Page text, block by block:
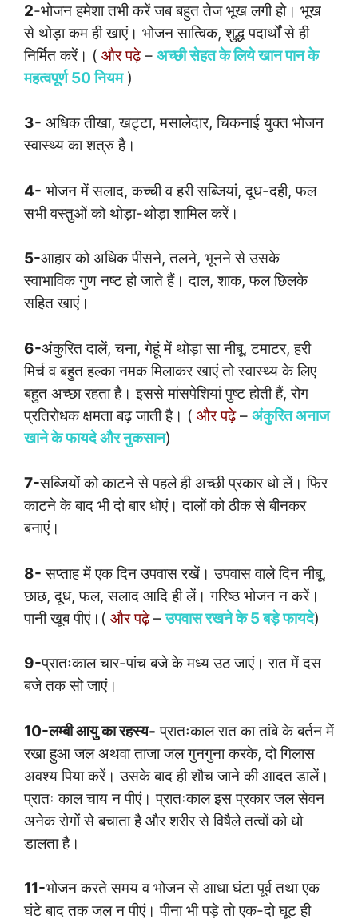
2-भोजन हमेशा तभी करें जब बहुत तेज भूख लगी हो। भूख
से थोड़ा कम ही खाएं। भोजन सात्विक, शुद्ध पदार्थों से ही
निर्मित करें। ( और पढ़े– अच्छी सेहत के लिये खान पान के
महत्वपूर्ण 50 नियम)
3- अधिक तीखा, खट्टा, मसालेदार, चिकनाई युक्त भोजन
स्वास्थ्य का शत्रु है।
4- भोजन में सलाद, कच्ची व हरी सब्जियां, दूध-दही, फल
सभी वस्तुओं को थोड़ा-थोड़ा शामिल करें।
5-आहार को अधिक पीसने, तलने, भूनने से उसके
स्वाभाविक गुण नष्ट हो जाते हैं। दाल, शाक, फल छिलके
सहित खाएं।
6-अंकुरित दालें, चना, गेहूं में थोड़ा सा नीबू, टमाटर, हरी
मिर्च व बहुत हल्का नमक मिलाकर खाएं तो स्वास्थ्य के लिए
बहुत अच्छा रहता है। इससे मांसपेशियां पुष्ट होती हैं, रोग
प्रतिरोधक क्षमता बढ़ जाती है। ( और पढ़े– अंकुरित अनाज
खाने के फायदे और नुकसान)
7-सब्जियों को काटने से पहले ही अच्छी प्रकार धो लें। फिर
काटने के बाद भी दो बार धोएं। दालों को ठीक से बीनकर
बनाएं।
8- सप्ताह में एक दिन उपवास रखें। उपवास वाले दिन नीबू,
छाछ, दूध, फल, सलाद आदि ही लें। गरिष्ठ भोजन न करें।
पानी खूब पीएं।( और पढ़े–उपवास रखने के 5 बड़े फायदे)
9-प्रातःकाल चार-पांच बजे के मध्य उठ जाएं। रात में दस
बजे तक सो जाएं।
10-लम्बी आयु का रहस्य- प्रातःकाल रात का तांबे के बर्तन में
रखा हुआ जल अथवा ताजा जल गुनगुना करके, दो गिलास
अवश्य पिया करें। उसके बाद ही शौच जाने की आदत डालें।
प्रातः काल चाय न पीएं। प्रातःकाल इस प्रकार जल सेवन
अनेक रोगों से बचाता है और शरीर से विषैले तत्वों को धो
डालता है।
11-भोजन करते समय व भोजन से आधा घंटा पूर्व तथा एक
घंटे बाद तक जल न पीएं। पीना भी पड़े तो एक-दो घूट ही